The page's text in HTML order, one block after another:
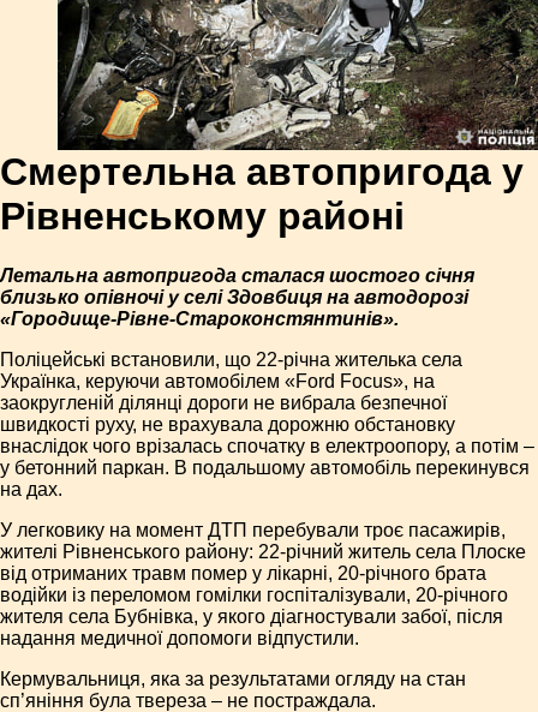
Смертельна автопригода у
Рівненському районі
Летальна автопригода сталася шостого січня
близько опівночі у селі Здовбиця на автодорозі
«Городище-Рівне-Староконстянтинів».
Поліцейські встановили, що 22-річна жителька села
Українка, керуючи автомобілем «Ford Focus», на
заокругленій ділянці дороги не вибрала безпечної
швидкості руху, не врахувала дорожню обстановку
внаслідок чого врізалась спочатку в електроопору, а потім –
у бетонний паркан. В подальшому автомобіль перекинувся
на дах.
У легковику на момент ДТП перебували троє пасажирів,
жителі Рівненського району: 22-річний житель села Плоске
від отриманих травм помер у лікарні, 20-річного брата
водійки із переломом гомілки госпіталізували, 20-річного
жителя села Бубнівка, у якого діагностували забої, після
надання медичної допомоги відпустили.
Кермувальниця, яка за результатами огляду на стан
сп’яніння була твереза – не постраждала.